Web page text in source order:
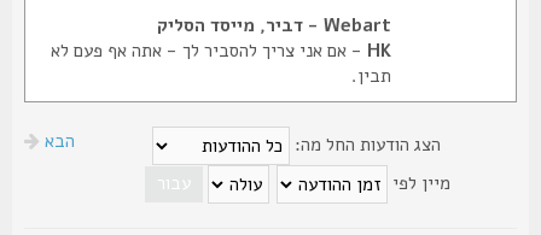
Webart - דביר, מייסד הסליק
- אם אני צריך להסביר לך - אתה אף פעם לא
תבין.
הצג הודעות החל מה:
מיין לפי